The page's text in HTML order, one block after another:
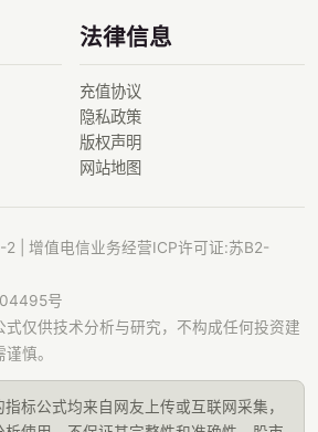
法律信息
充值协议
隐私政策
版权声明
网站地图
2 | 增值电信业务经营ICP许可证:苏B2-
号
式仅供技术分析与研究，不构成任何投资建
慎。
标公式均来自网友上传或互联网采集，